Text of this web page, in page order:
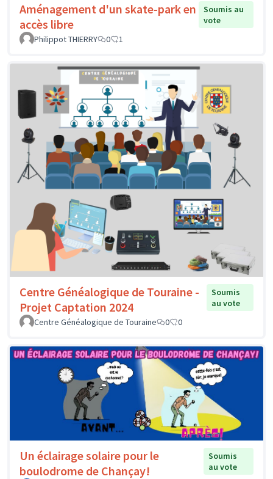
Aménagement d'un skate-park en
accès libre
Soumis au
vote
Philippot THIERRY
0 1
Centre Généalogique de Touraine -
Projet Captation 2024
Soumis
au vote
Centre Généalogique de Touraine
0 0
Un éclairage solaire pour le
boulodrome de Chançay!
Soumis
au vote